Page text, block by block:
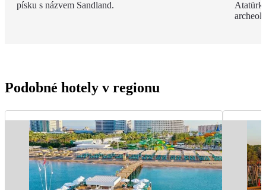
písku s názvem Sandland.
Podobné hotely v regionu